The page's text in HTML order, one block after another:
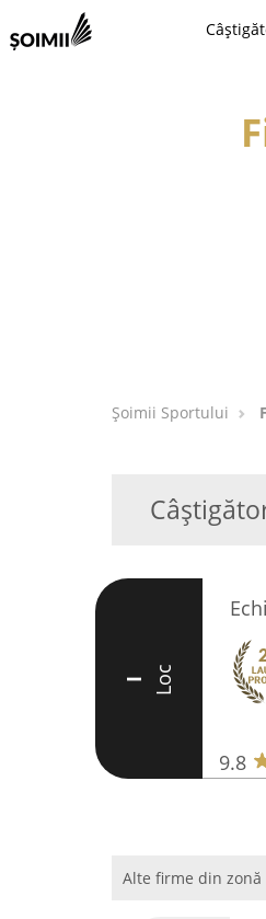
Șoimii Sportului
I Loc
9.8
Alte firme din zonă